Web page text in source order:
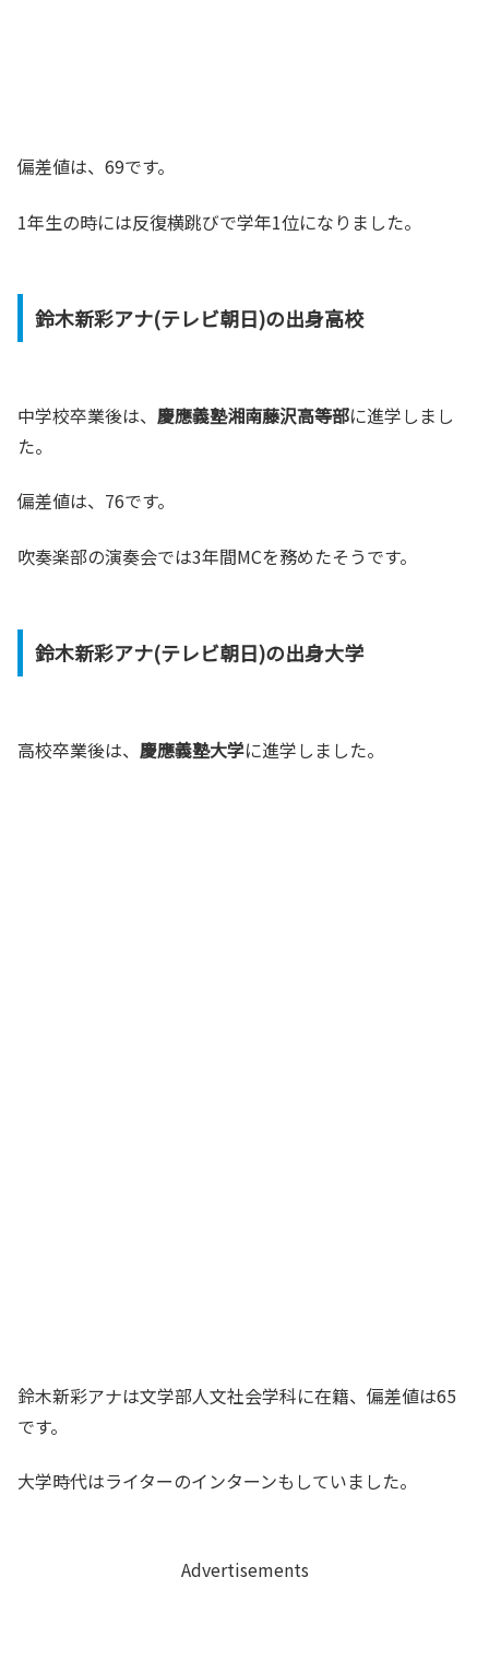
偏差値は、69です。
1年生の時には反復横跳びで学年1位になりました。
鈴木新彩アナ(テレビ朝日)の出身高校
中学校卒業後は、 慶應義塾湘南藤沢高等部に進学しまし
た。
偏差値は、76です。
吹奏楽部の演奏会では3年間MCを務めたそうです。
鈴木新彩アナ(テレビ朝日)の出身大学
高校卒業後は、 慶應義塾大学に進学しました。
鈴木新彩アナは文学部人文社会学科に在籍、偏差値は65
です。
大学時代はライターのインターンもしていました。
Advertisements